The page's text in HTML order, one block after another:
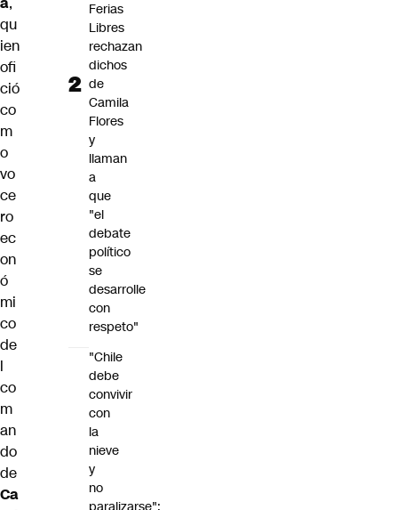
qu
ien
ofi
ció
co
m
o
vo
ce
ro
ec
on
ó
mi
co
de
l
co
m
an
do
de
Ca
Ferias
Libres
rechazan
dichos
de
Camila
Flores
y
llaman
a
que
"el
debate
político
se
desarrolle
con
respeto"
"Chile
debe
convivir
con
la
nieve
y
no
paralizarse":